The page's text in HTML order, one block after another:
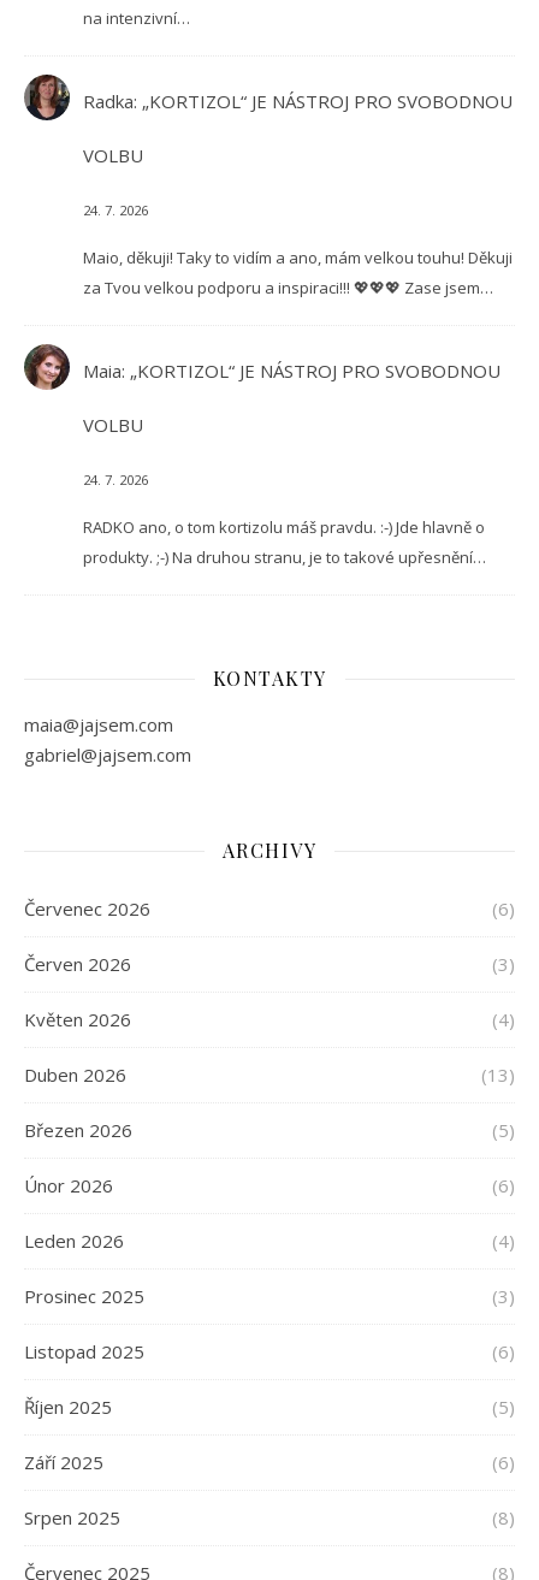
na intenzivní…
Radka: „KORTIZOL“ JE NÁSTROJ PRO SVOBODNOU
VOLBU
24. 7. 2026
Maio, děkuji! Taky to vidím a ano, mám velkou touhu! Děkuji
za Tvou velkou podporu a inspiraci!!! 💖💖💖 Zase jsem…
Maia: „KORTIZOL“ JE NÁSTROJ PRO SVOBODNOU
VOLBU
24. 7. 2026
RADKO ano, o tom kortizolu máš pravdu. :-) Jde hlavně o
produkty. ;-) Na druhou stranu, je to takové upřesnění…
KONTAKTY
maia@jajsem.com
gabriel@jajsem.com
ARCHIVY
Červenec 2026 (6)
Červen 2026 (3)
Květen 2026 (4)
Duben 2026 (13)
Březen 2026 (5)
Únor 2026 (6)
Leden 2026 (4)
Prosinec 2025 (3)
Listopad 2025 (6)
Říjen 2025 (5)
Září 2025 (6)
Srpen 2025 (8)
Červenec 2025 (8)